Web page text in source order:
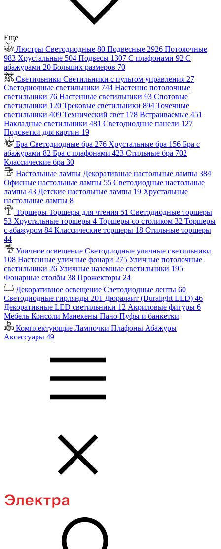
Еще
Люстры Светодиодные 80 Подвесные 2926 Потолочные
983 Хрустальные 504 Подвесы 1307 С плафонами 92 С
абажурами 20 Больших размеров 70
Светильники Светильники с пультом управления 27
Светодиодные светильники 744 Настенно потолочные
светильники 76 Настенные светильники 93 Спотовые
светильники 120 Трековые светильники 894 Точечные
светильники 409 Технический свет 178 Встраиваемые 451
Накладные светильники 481 Светодиодные панели 127
Подсветки для картин 19
Бра Светодиодные бра 276 Хрустальные бра 156 Бра с
абажурами 82 Бра с плафонами 423 Стильные бра 702
Классические бра 30
Настольные лампы Декоративные настольные лампы 384
Офисные настольные лампы 55 Светодиодные настольные
лампы 43 Детские настольные лампы 19 Хрустальные
настольные лампы 8
Торшеры Торшеры для чтения 51 Светодиодные торшеры
53 Хрустальные торшеры 4 Торшеры со столиком 32 Торшеры
с абажуром 84 Классические торшеры 18 Стильные торшеры
44
Уличное освещение Светодиодные уличные светильники
108 Настенные уличные фонари 275 Уличные потолочные
светильники 26 Уличные наземные светильники 195
Фонарные столбы 38 Прожекторы 24
Декоративное освещение Светодиодные ленты 60
Светодиодные гирлянды 201 Дюралайт (Duralight LED) 46
Декоративные LED светильники 12 Акриловые фигуры 6
Мебель Консоли Манекены Пано Пуфы и банкетки
Комплектующие Лампочки Плафоны Абажуры
Аксессуары 49